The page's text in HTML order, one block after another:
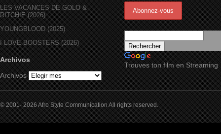
LES VACANCES DE GOLO &
RITCHIE (2026)
YOUNGBLOOD (2025)
I LOVE BOOSTERS (2026)
Archivos
Archivos
Trouves ton film en Streaming
© 2001- 2026 Afro Style Communication All rights reserved.